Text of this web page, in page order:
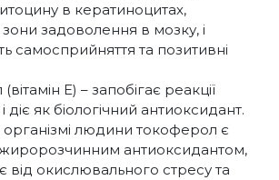
в кератиноцитах,
задоволення в мозку, і
самосприйняття та позитивні
Е) – запобігає реакції
діє як біологічний антиоксидант.
людини токоферол є
антиоксидантом,
від окислювального стресу та